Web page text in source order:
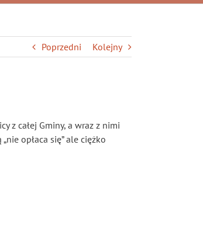
Poprzedni Kolejny
z całej Gminy, a wraz z nimi
opłaca się” ale ciężko